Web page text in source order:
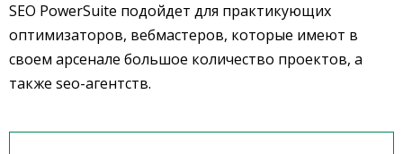
SEO PowerSuite подойдет для практикующих
оптимизаторов, вебмастеров, которые имеют в
своем арсенале большое количество проектов, а
также seo-агентств.